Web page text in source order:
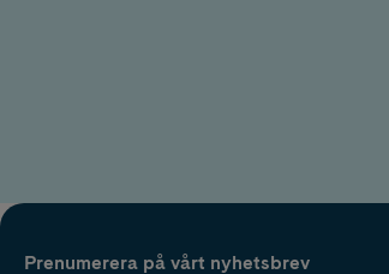
Prenumerera på vårt nyhetsbrev